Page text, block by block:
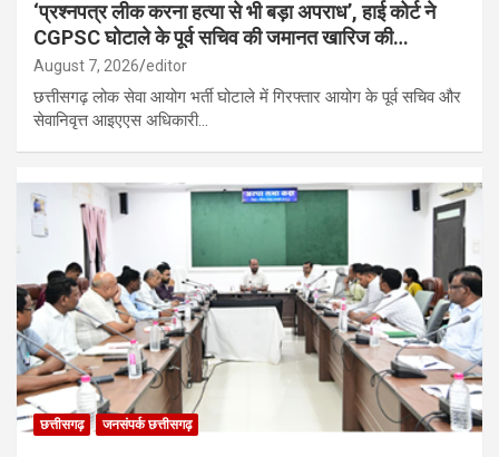
‘प्रश्नपत्र लीक करना हत्या से भी बड़ा अपराध’, हाई कोर्ट ने
CGPSC घोटाले के पूर्व सचिव की जमानत खारिज की…
August 7, 2026 editor
छत्तीसगढ़ लोक सेवा आयोग भर्ती घोटाले में गिरफ्तार आयोग के पूर्व सचिव और
सेवानिवृत्त आइएएस अधिकारी…
छत्तीसगढ़ जनसंपर्क छत्तीसगढ़